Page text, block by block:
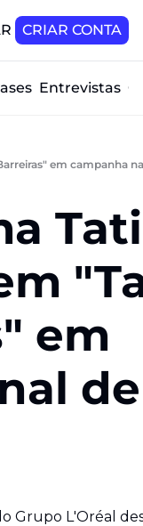
CRIAR CONTA
Entrevistas
em campanha
Tati
em
de
Grupo L'Oréal